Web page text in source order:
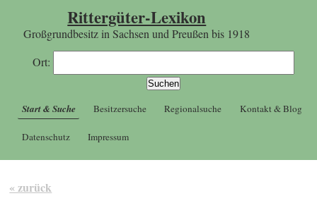
Rittergüter-Lexikon
Großgrundbesitz in Sachsen und Preußen bis 1918
Ort:
Start & Suche Besitzersuche Regionalsuche Kontakt & Blog
Datenschutz Impressum
« zurück